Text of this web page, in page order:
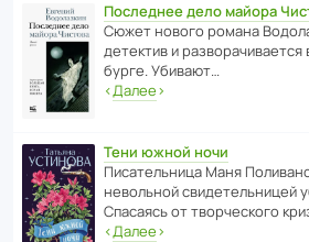
Последнее дело майора
Сюжет нового романа
дете­ктив и
бурге. Убивают…
‹Далее›
Тени южной ночи
Писа­тель­ница Маня
невольной свиде­тель­ницей
Спасаясь от твор­че­с­кого
‹Далее›